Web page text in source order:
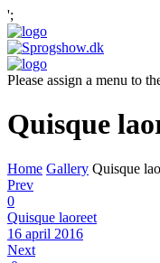
';
Please assign a menu to
Quisque
Home Gallery Quisque
Prev
0
Quisque laoreet
16 april 2016
Next